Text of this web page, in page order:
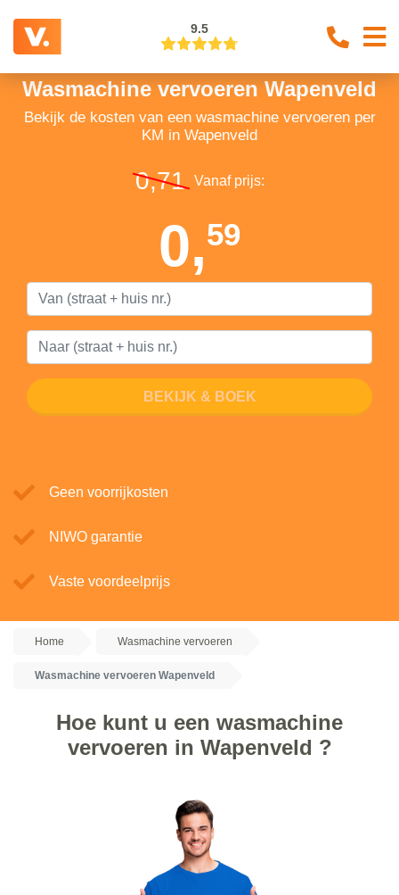
9.5
Wasmachine vervoeren Wapenveld
Bekijk de kosten van een wasmachine vervoeren per
KM in Wapenveld
0,71 Vanaf prijs:
0,59
BEKIJK & BOEK
Geen voorrijkosten
NIWO garantie
Vaste voordeelprijs
Home Wasmachine vervoeren
Wasmachine vervoeren Wapenveld
Hoe kunt u een wasmachine
vervoeren in Wapenveld ?